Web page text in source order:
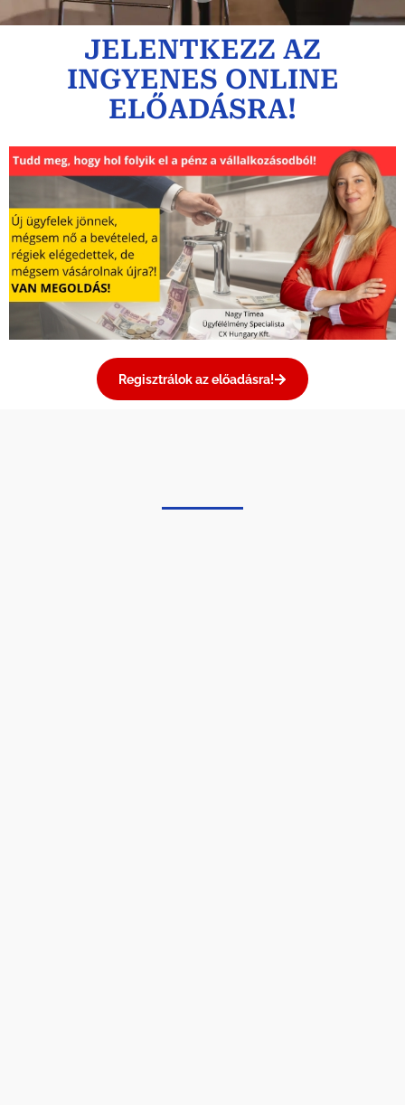
JELENTKEZZ AZ
INGYENES ONLINE
ELŐADÁSRA!
Regisztrálok az előadásra!